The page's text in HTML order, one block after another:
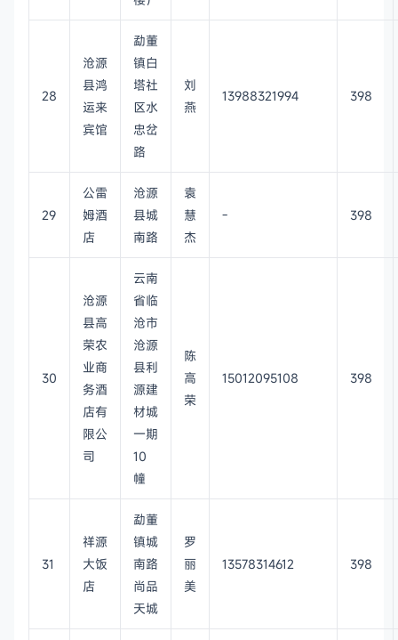
28
沧源
县鸿
运来
宾馆
勐董
镇白
塔社
区水
忠岔
路
刘
燕
13988321994 398
29
公雷
姆酒
店
沧源
县城
南路
袁
慧
杰
- 398
30
沧源
县高
荣农
业商
务酒
店有
限公
司
云南
省临
沧市
沧源
县利
源建
材城
一期
10
幢
陈
高
荣
15012095108 398
31
祥源
大饭
店
勐董
镇城
南路
尚品
天城
罗
丽
美
13578314612 398